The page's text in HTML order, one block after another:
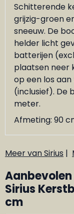
Schitterende
grijzig-groen
sneeuw. De
helder licht
batterijen
plaatsen neer
op een los
(inclusief). De
meter.
Afmeting: 90
Meer van Sirius |
Sirius
cm